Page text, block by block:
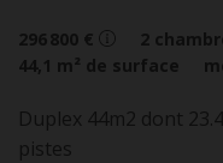
296 800 € 2
44,1 m² de surface
Duplex 44m2 dont
pistes